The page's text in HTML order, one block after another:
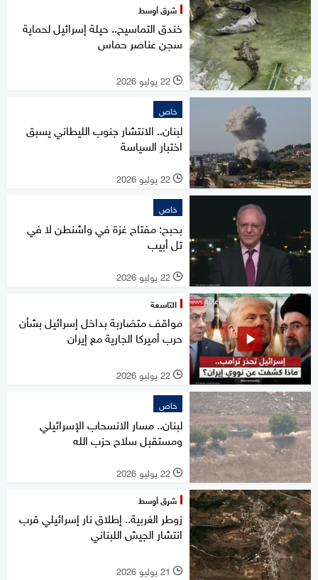
شرق أوسط
خندق التماسيح.. حيلة إسرائيل لحماية
سجن عناصر حماس
l 22 يوليو 2026
خاص
لبنان.. الانتشار جنوب الليطاني يسبق
اختبار السياسة
l 22 يوليو 2026
خاص
بحبح: مفتاح غزة في واشنطن لا في
تل أبيب
l 22 يوليو 2026
التاسعة
مواقف متضاربة بداخل إسرائيل بشأن
حرب أميركا الجارية مع إيران
l 22 يوليو 2026
خاص
لبنان.. مسار الانسحاب الإسرائيلي
ومستقبل سلاح حزب الله
l 22 يوليو 2026
شرق أوسط
زوطر الغربية.. إطلاق نار إسرائيلي قرب
انتشار الجيش اللبناني
l 21 يوليو 2026